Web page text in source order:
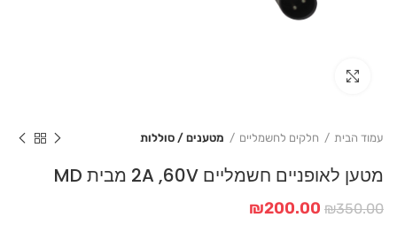
עמוד הבית חלקים לחשמליים מטענים / סוללות
מטען לאופניים חשמליים 2A ,60V מבית MD
₪350.00
המחיר
₪200.00